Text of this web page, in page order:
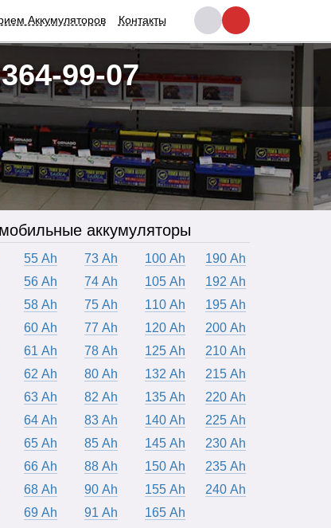
99-07
аккумуляторы
55 Ah
56 Ah
58 Ah
60 Ah
61 Ah
62 Ah
63 Ah
64 Ah
65 Ah
66 Ah
68 Ah
69 Ah
73 Ah
74 Ah
75 Ah
77 Ah
78 Ah
80 Ah
82 Ah
83 Ah
85 Ah
88 Ah
90 Ah
91 Ah
100 Ah
105 Ah
110 Ah
120 Ah
125 Ah
132 Ah
135 Ah
140 Ah
145 Ah
150 Ah
155 Ah
165 Ah
190 Ah
192 Ah
195 Ah
200 Ah
210 Ah
215 Ah
220 Ah
225 Ah
230 Ah
235 Ah
240 Ah
Аккумуляторов Контакты